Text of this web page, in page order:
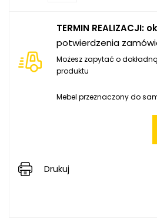
TERMIN REALIZACJI:
potwierdzenia
Możesz zapytać o
produktu
Mebel przeznaczony do
Drukuj